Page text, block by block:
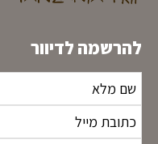
להרשמה לדיוור